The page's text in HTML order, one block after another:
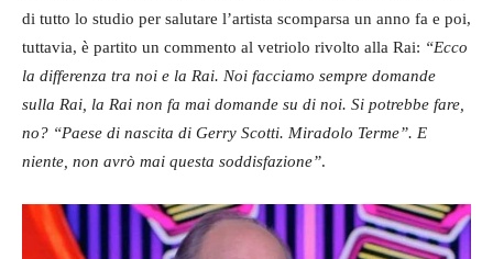
di tutto lo studio per salutare l’artista scomparsa un anno fa e poi,
tuttavia, è partito un commento al vetriolo rivolto alla Rai: “Ecco
la differenza tra noi e la Rai. Noi facciamo sempre domande
sulla Rai, la Rai non fa mai domande su di noi. Si potrebbe fare,
no? “Paese di nascita di Gerry Scotti. Miradolo Terme”. E
niente, non avrò mai questa soddisfazione”.